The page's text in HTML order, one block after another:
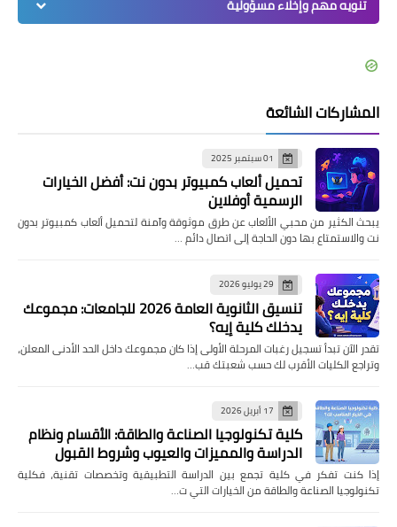
تنويه مهم وإخلاء مسؤولية
المشاركات الشائعة
01 سبتمبر 2025
تحميل ألعاب كمبيوتر بدون نت: أفضل الخيارات
الرسمية أوفلاين
يبحث الكثير من محبي الألعاب عن طرق موثوقة وآمنة لتحميل ألعاب كمبيوتر بدون
نت والاستمتاع بها دون الحاجة إلى اتصال دائم …
29 يوليو 2026
تنسيق الثانوية العامة 2026 للجامعات: مجموعك
يدخلك كلية إيه؟
تقدر الآن تبدأ تسجيل رغبات المرحلة الأولى إذا كان مجموعك داخل الحد الأدنى المعلن،
وتراجع الكليات الأقرب لك حسب شعبتك قب…
17 أبريل 2026
كلية تكنولوجيا الصناعة والطاقة: الأقسام ونظام
الدراسة والمميزات والعيوب وشروط القبول
إذا كنت تفكر في كلية تجمع بين الدراسة التطبيقية وتخصصات تقنية، فكلية
تكنولوجيا الصناعة والطاقة من الخيارات التي ت…